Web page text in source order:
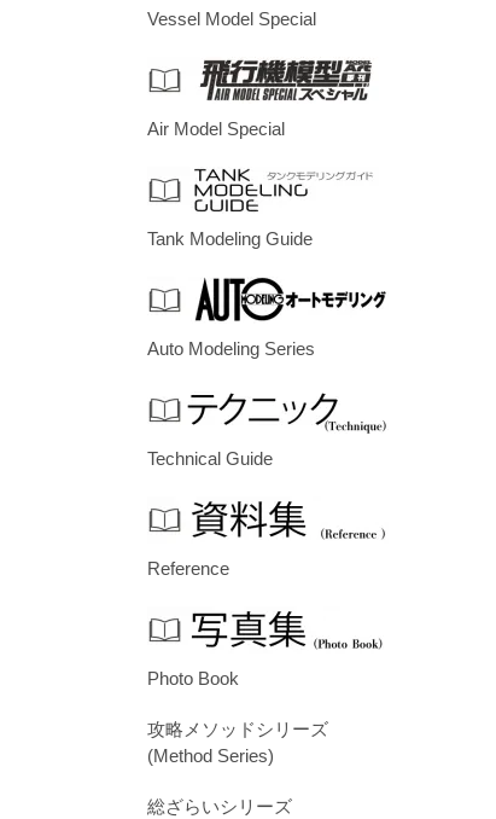
Vessel Model Special
Air Model Special
Tank Modeling Guide
Auto Modeling Series
Technical Guide
Reference
Photo Book
攻略メソッドシリーズ
(Method Series)
総ざらいシリーズ